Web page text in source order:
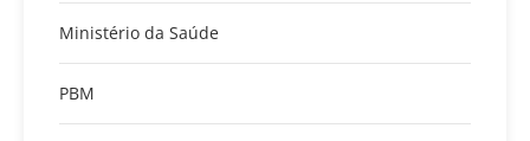
Ministério da Saúde
PBM